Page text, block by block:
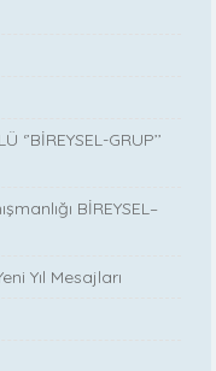
GRUP’’
BİREYSEL–
Yıl Mesajları